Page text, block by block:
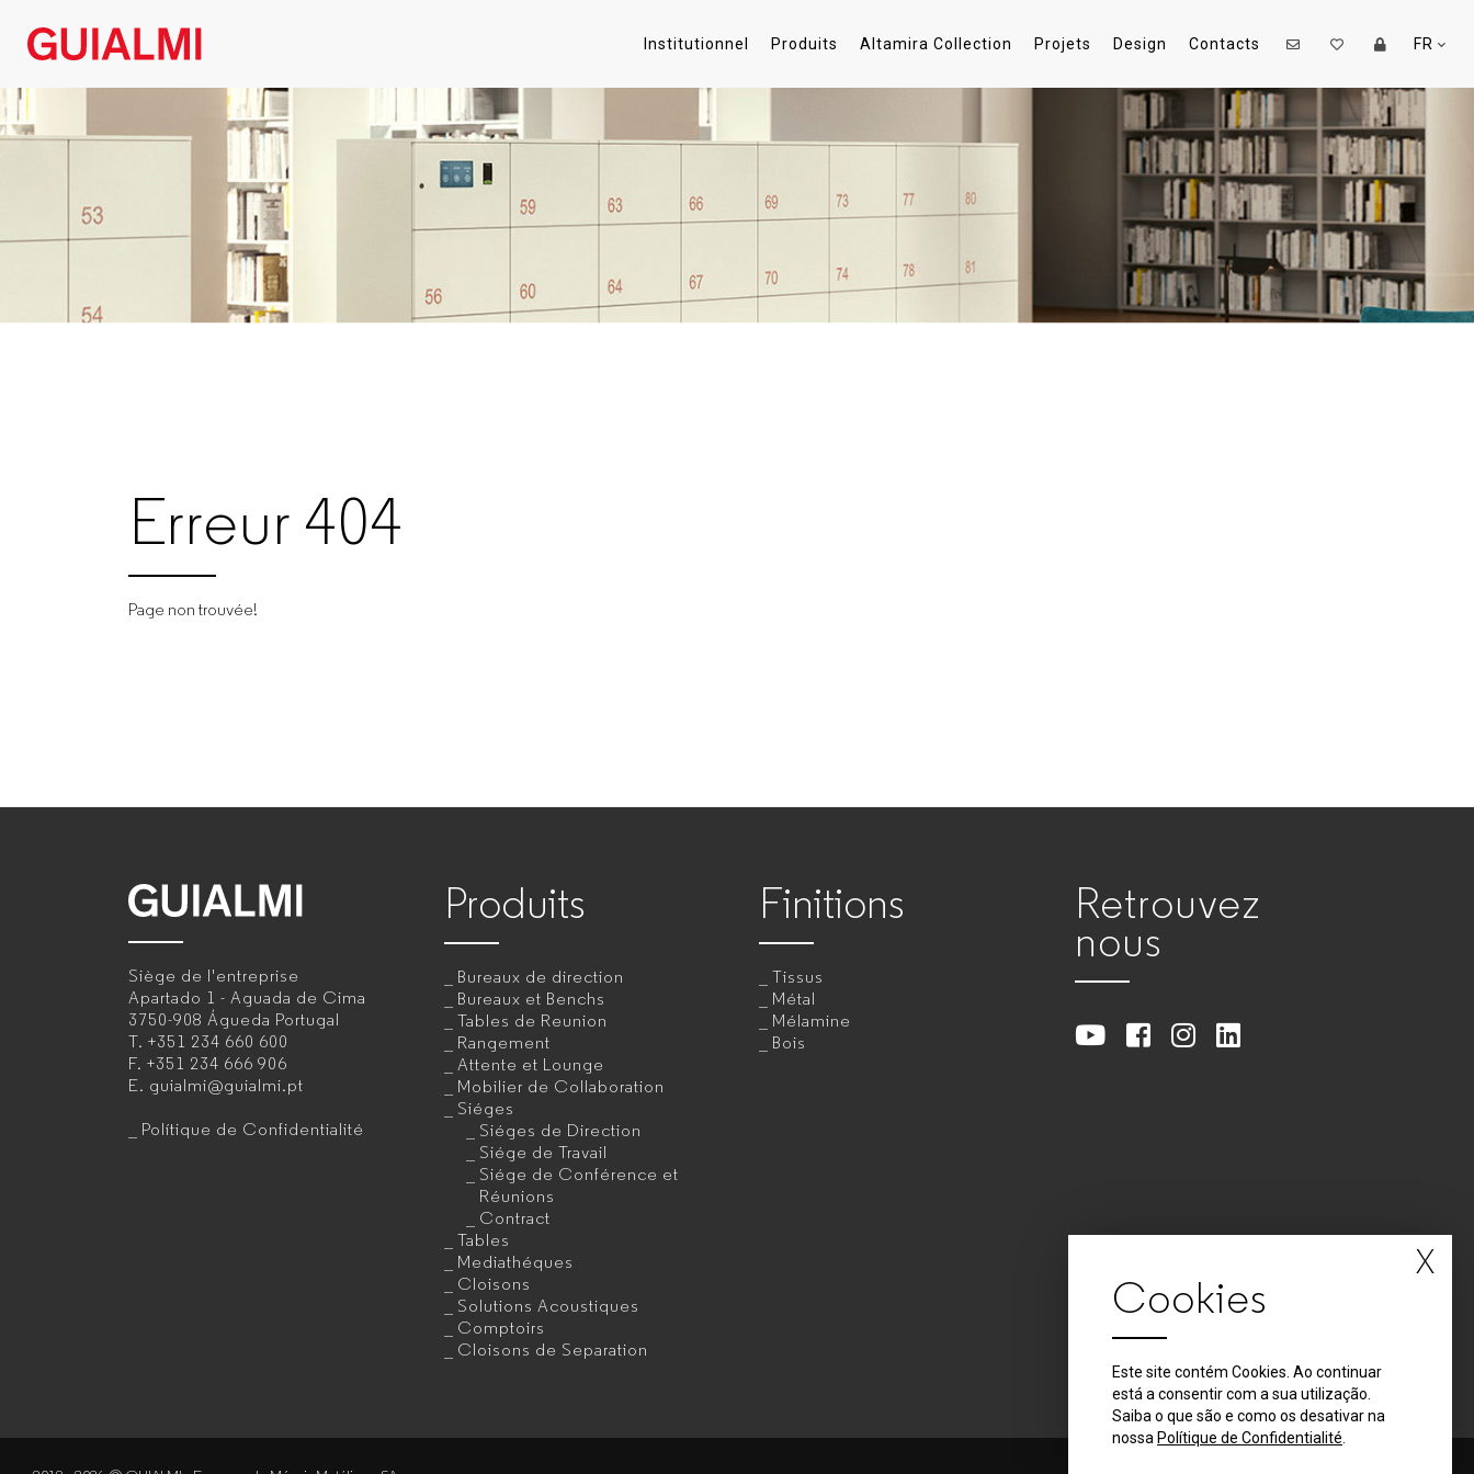
Institutionnel Produits Altamira Collection Projets Design Contacts FR
Erreur 404
Page non trouvée!
Siège de l'entreprise
Apartado 1 - Aguada de Cima
3750-908 Águeda Portugal
T. +351 234 660 600
F. +351 234 666 906
E. guialmi@guialmi.pt
Polítique de Confidentialité
Produits
Bureaux de direction
Bureaux et Benchs
Tables de Reunion
Rangement
Attente et Lounge
Mobilier de Collaboration
Siéges
Siéges de Direction
Siége de Travail
Siége de Conférence et
Réunions
Contract
Tables
Mediathéques
Cloisons
Solutions Acoustiques
Comptoirs
Cloisons de Separation
Finitions
Tissus
Métal
Mélamine
Bois
Retrouvez
nous
X
Cookies
Este site contém Cookies. Ao continuar
está a consentir com a sua utilização.
Saiba o que são e como os desativar na
nossa Polítique de Confidentialité